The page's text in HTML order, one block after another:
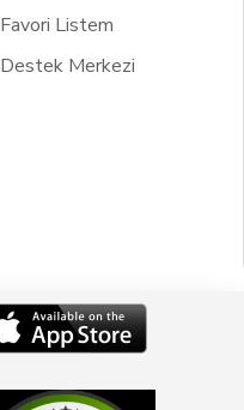
Favori Listem
Destek Merkezi